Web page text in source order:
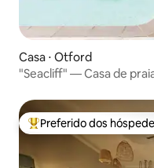
Casa ⋅ Otford
"Seacliff" — Casa de
Entre os melhores
Preferido dos